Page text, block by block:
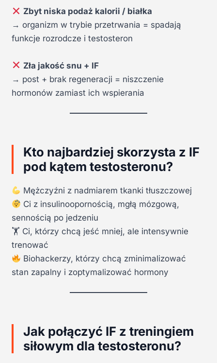
Zbyt niska podaż kalorii / białka
→ organizm w trybie przetrwania = spadają
funkcje rozrodcze i testosteron
Zła jakość snu + IF
→ post + brak regeneracji = niszczenie
hormonów zamiast ich wspierania
Kto najbardziej skorzysta z IF
pod kątem testosteronu?
Mężczyźni z nadmiarem tkanki tłuszczowej
Ci z insulinoopornością, mgłą mózgową,
sennością po jedzeniu
🏋️ Ci, którzy chcą jeść mniej, ale intensywnie
trenować
Biohackerzy, którzy chcą zminimalizować
stan zapalny i zoptymalizować hormony
Jak połączyć IF z treningiem
siłowym dla testosteronu?